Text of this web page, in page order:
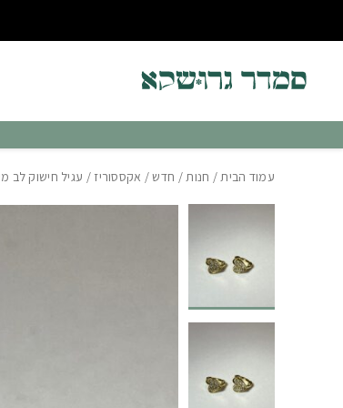
עמוד הבית / חנות / חדש/ אקססוריז / עגיל חישוק לב